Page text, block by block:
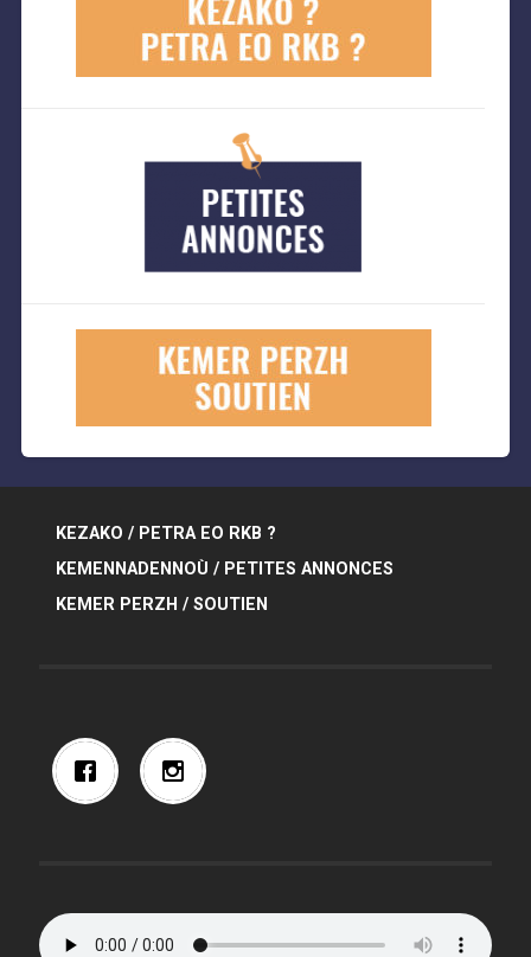
KEZAKO / PETRA EO RKB ?
KEMENNADENNOÙ / PETITES ANNONCES
KEMER PERZH / SOUTIEN